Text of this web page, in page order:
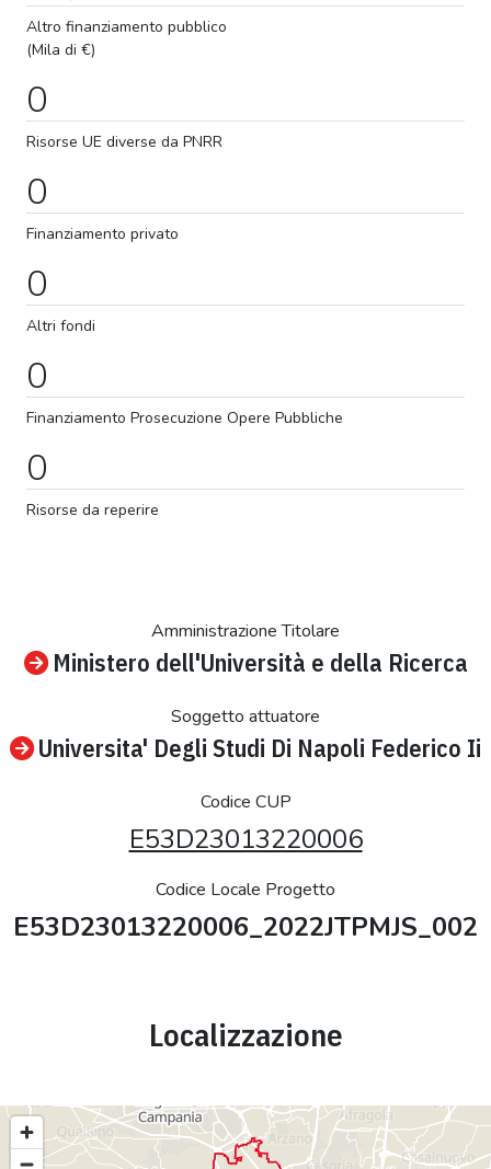
Altro finanziamento pubblico
(Mila di €)
0
Risorse UE diverse da PNRR
0
Finanziamento privato
0
Altri fondi
0
Finanziamento Prosecuzione Opere Pubbliche
0
Risorse da reperire
Amministrazione Titolare
Ministero dell'Università e della Ricerca
Soggetto attuatore
Universita' Degli Studi Di Napoli Federico Ii
Codice CUP
E53D23013220006
Codice Locale Progetto
E53D23013220006_2022JTPMJS_002
Localizzazione